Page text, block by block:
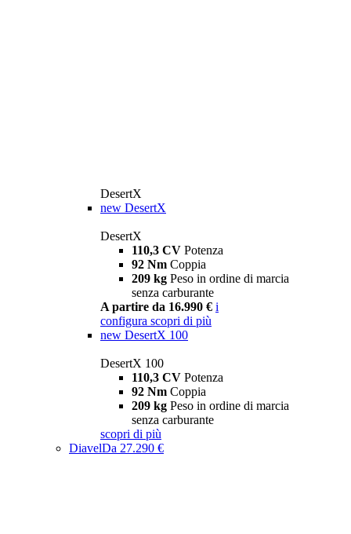
DesertX
new DesertX
DesertX
110,3 CV Potenza
92 Nm Coppia
209 kg Peso in ordine di marcia
senza carburante
A partire da 16.990 € i
configura scopri di più
new DesertX 100
DesertX 100
110,3 CV Potenza
92 Nm Coppia
209 kg Peso in ordine di marcia
senza carburante
scopri di più
DiavelDa 27.290 €